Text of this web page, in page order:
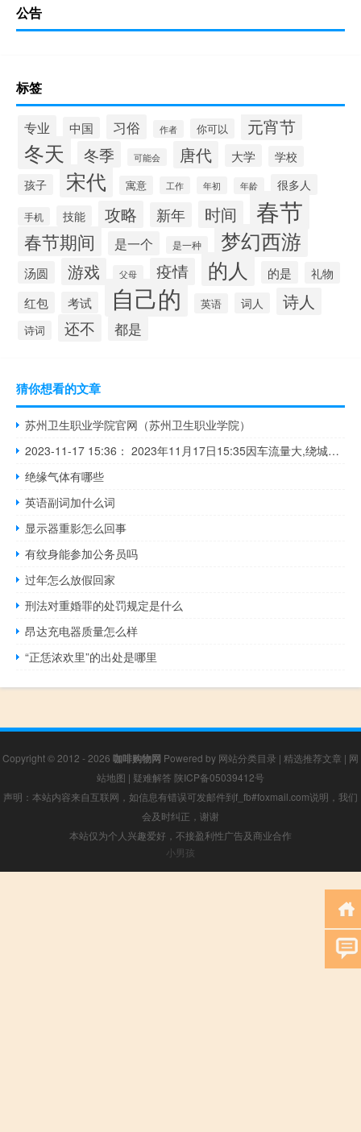
公告
标签
专业 中国 习俗 作者 你可以 元宵节
冬天 冬季 可能会 唐代 大学
学校
孩子
宋代 寓意 工作 年初 年龄 很多人
手机 技能 攻略 新年 时间 春节
春节期间 是一个 是一种 梦幻西游
汤圆 游戏 父母 疫情 的人 的是
礼物
红包
考试 自己的 英语 词人 诗人
诗词 还不 都是
猜你想看的文章
苏州卫生职业学院官网（苏州卫生职业学院）
2023-11-17 15:36： 2023年11月17日15:35因车流量大,绕城高速杏园至未央之间双向,外环方向经开至六村堡、高新区至雁塔之间,未央北、曲江收费站出口通行缓慢。 ​​​
绝缘气体有哪些
英语副词加什么词
显示器重影怎么回事
有纹身能参加公务员吗
过年怎么放假回家
刑法对重婚罪的处罚规定是什么
昂达充电器质量怎么样
“正恁浓欢里”的出处是哪里
Copyright © 2012 - 2026 咖啡购物网 Powered by 网站分类目录 | 精选推荐文章 | 网
站地图 | 疑难解答 陕ICP备05039412号
声明：本站内容来自互联网，如信息有错误可发邮件到f_fb#foxmail.com说明，我们
会及时纠正，谢谢
本站仅为个人兴趣爱好，不接盈利性广告及商业合作
小男孩